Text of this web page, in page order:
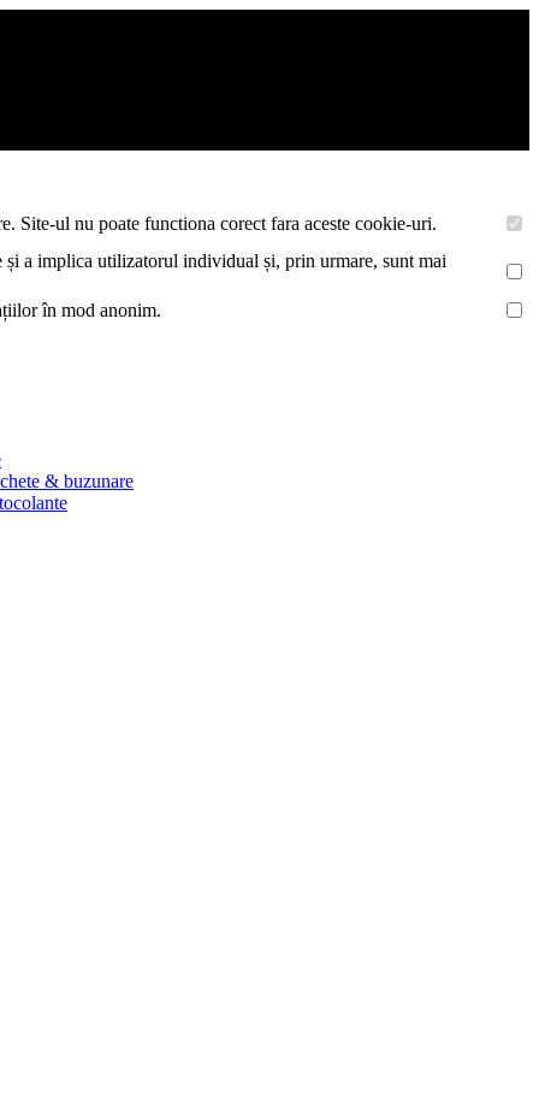
Site-ul nu poate functiona corect fara aceste cookie-uri.
și a implica utilizatorul individual și, prin urmare, sunt mai
în mod anonim.
& buzunare